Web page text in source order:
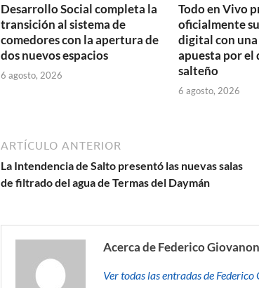
Desarrollo Social completa la
transición al sistema de
comedores con la apertura de
dos nuevos espacios
6 agosto, 2026
Todo en Vivo
oficialmente
digital con
apuesta por el
salteño
6 agosto, 2026
ARTÍCULO ANTERIOR
La Intendencia de Salto presentó las nuevas salas
de filtrado del agua de Termas del Daymán
Acerca de Federico
Ver todas las entradas de